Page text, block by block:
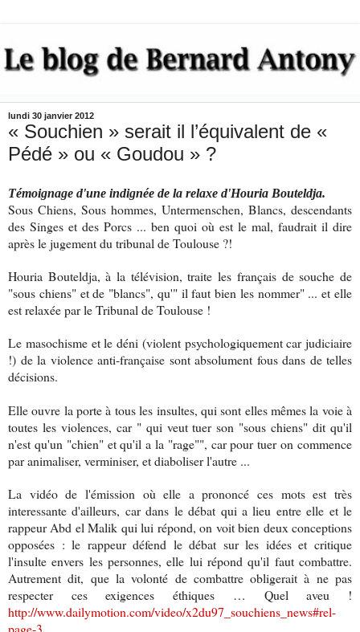
lundi 30 janvier 2012
« Souchien » serait il l’équivalent de «
Pédé » ou « Goudou » ?
Témoignage d'une indignée de la relaxe d'Houria Bouteldja.
Sous Chiens, Sous hommes, Untermenschen, Blancs, descendants
des Singes et des Porcs ... ben quoi où est le mal, faudrait il dire
après le jugement du tribunal de Toulouse ?!
Houria Bouteldja, à la télévision, traite les français de souche de
"sous chiens" et de "blancs", qu'" il faut bien les nommer" ... et elle
est relaxée par le Tribunal de Toulouse !
Le masochisme et le déni (violent psychologiquement car judiciaire
!) de la violence anti-française sont absolument fous dans de telles
décisions.
Elle ouvre la porte à tous les insultes, qui sont elles mêmes la voie à
toutes les violences, car " qui veut tuer son "sous chiens" dit qu'il
n'est qu'un "chien" et qu'il a la "rage"", car pour tuer on commence
par animaliser, verminiser, et diaboliser l'autre ...
La vidéo de l'émission où elle a prononcé ces mots est très
interessante d'ailleurs, car dans le débat qui a lieu entre elle et le
rappeur Abd el Malik qui lui répond, on voit bien deux conceptions
opposées : le rappeur défend le débat sur les idées et critique
l'insulte envers les personnes, elle lui répond qu'il faut combattre.
Autrement dit, que la volonté de combattre obligerait à ne pas
respecter ces exigences éthiques … Quel aveu !
http://www.dailymotion.com/video/x2du97_souchiens_news#rel-
page-3